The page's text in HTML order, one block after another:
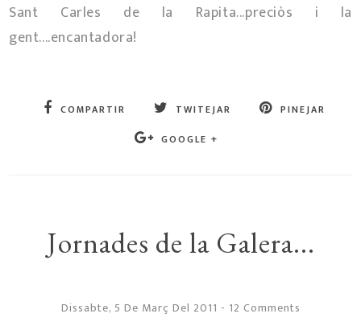
Sant Carles de la Rapita...preciòs i la
gent....encantadora!
COMPARTIR TWITEJAR
PINEJAR
GOOGLE +
Jornades de la Galera...
Dissabte, 5 De Març Del 2011 - 12 Comments